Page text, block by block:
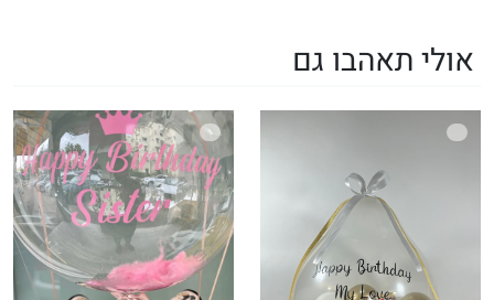
אולי תאהבו גם